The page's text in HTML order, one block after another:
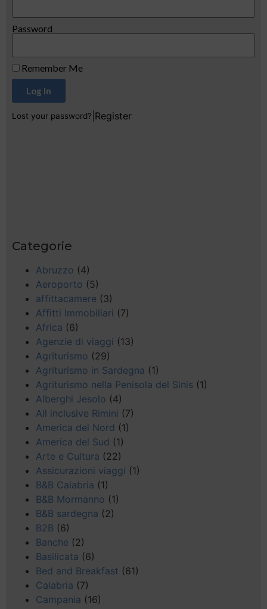
Password
Remember Me
Log In
Lost your password? Register
Categorie
Abruzzo (4)
Aeroporto (5)
affittacamere (3)
Affitti Immobiliari (7)
Africa (6)
Agenzie di viaggi (13)
Agriturismo (29)
Agriturismo in Sardegna (1)
Agriturismo nella Penisola del Sinis (1)
Alberghi Jesolo (4)
All inclusive Rimini (7)
America del Nord (1)
America del Sud (1)
Arte e Cultura (22)
Assicurazioni viaggi (1)
B&B Calabria (1)
B&B Mormanno (1)
B&B sardegna (2)
B2B (6)
Banche (2)
Basilicata (6)
Bed and Breakfast (61)
Calabria (7)
Campania (16)